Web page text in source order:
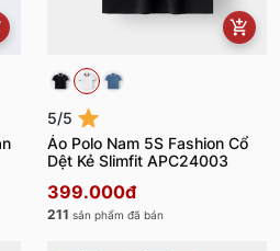
5/5
Áo Polo Nam 5S Fashion Cổ
Dệt Kẻ Slimfit APC24003
399.000đ
211 sản phẩm đã bán